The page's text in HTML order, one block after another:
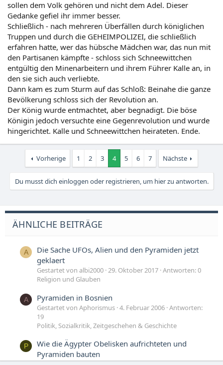
sollen dem Volk gehören und nicht dem Adel. Dieser
Gedanke gefiel ihr immer besser.
Schließlich - nach mehreren Überfällen durch königlichen
Truppen und durch die GEHEIMPOLIZEI, die schließlich
erfahren hatte, wer das hübsche Mädchen war, das nun mit
den Partisanen kämpfte - schloss sich Schneewittchen
entgültig den Minenarbeitern und ihrem Führer Kalle an, in
den sie sich auch verliebte.
Dann kam es zum Sturm auf das Schloß: Beinahe die ganze
Bevölkerung schloss sich der Revolution an.
Der König wurde entmachtet, aber begnadigt. Die böse
Königin jedoch versuchte eine Gegenrevolution und wurde
hingerichtet. Kalle und Schneewittchen heirateten. Ende.
Vorherige 1 2 3 4 5 6 7 Nächste
Du musst dich einloggen oder registrieren, um hier zu antworten.
ÄHNLICHE BEITRÄGE
A
Die Sache UFOs, Alien und den Pyramiden jetzt
geklaert
Gestartet von albi2000 29. Oktober 2017 Antworten: 0
Religion und Glauben
A Pyramiden in Bosnien
Gestartet von Aphorismus 4. Februar 2006 Antworten:
19
Politik, Sozialkritik, Zeitgeschehen & Geschichte
P
Wie die Ägypter Obelisken aufrichteten und
Pyramiden bauten